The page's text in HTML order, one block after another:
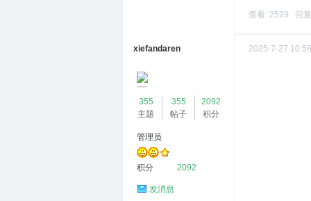
›
查看: 2529 回
xiefandaren
355
主题
355
帖子
2092
积分
管理员
积分 2092
发消息
2025-7-27